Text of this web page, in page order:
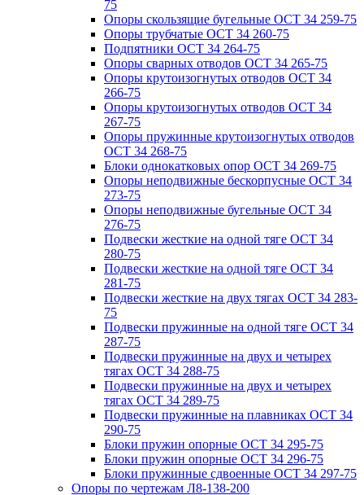
75
Опоры скользящие бугельные ОСТ 34 259-75
Опоры трубчатые ОСТ 34 260-75
Подпятники ОСТ 34 264-75
Опоры сварных отводов ОСТ 34 265-75
Опоры крутоизогнутых отводов ОСТ 34
266-75
Опоры крутоизогнутых отводов ОСТ 34
267-75
Опоры пружинные крутоизогнутых отводов
ОСТ 34 268-75
Блоки однокатковых опор ОСТ 34 269-75
Опоры неподвижные бескорпусные ОСТ 34
273-75
Опоры неподвижные бугельные ОСТ 34
276-75
Подвески жесткие на одной тяге ОСТ 34
280-75
Подвески жесткие на одной тяге ОСТ 34
281-75
Подвески жесткие на двух тягах ОСТ 34 283-
75
Подвески пружинные на одной тяге ОСТ 34
287-75
Подвески пружинные на двух и четырех
тягах ОСТ 34 288-75
Подвески пружинные на двух и четырех
тягах ОСТ 34 289-75
Подвески пружинные на плавниках ОСТ 34
290-75
Блоки пружин опорные ОСТ 34 295-75
Блоки пружин опорные ОСТ 34 296-75
Блоки пружинные сдвоенные ОСТ 34 297-75
Опоры по чертежам Л8-138-200